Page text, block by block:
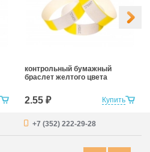
Купить
контрольный бумажный
браслет желтого цвета
2.55 ₽
+7 (352) 222-29-28